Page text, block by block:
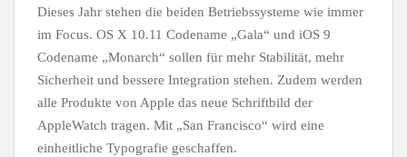
Dieses Jahr stehen die beiden Betriebssysteme wie immer
im Focus. OS X 10.11 Codename „Gala“ und iOS 9
Codename „Monarch“ sollen für mehr Stabilität, mehr
Sicherheit und bessere Integration stehen. Zudem werden
alle Produkte von Apple das neue Schriftbild der
AppleWatch tragen. Mit „San Francisco“ wird eine
einheitliche Typografie geschaffen.